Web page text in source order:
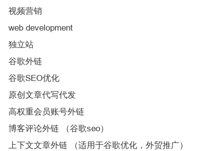
视频营销
web development
独立站
谷歌外链
谷歌SEO优化
原创文章代写代发
高权重会员账号外链
博客评论外链 （谷歌seo）
上下文文章外链 （适用于谷歌优化，外贸推广）